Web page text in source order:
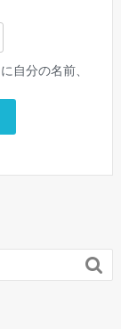
自分の名前、
